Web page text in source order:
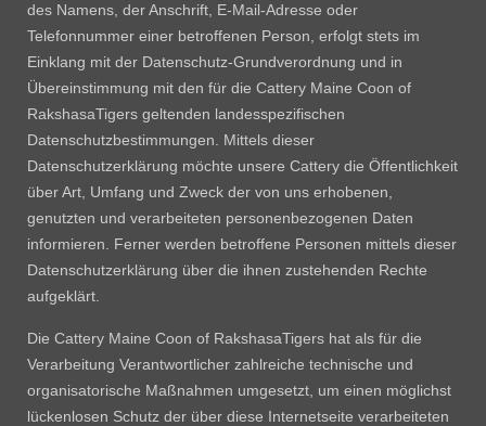
des Namens, der Anschrift, E-Mail-Adresse oder
Telefonnummer einer betroffenen Person, erfolgt stets im
Einklang mit der Datenschutz-Grundverordnung und in
Übereinstimmung mit den für die Cattery Maine Coon of
RakshasaTigers geltenden landesspezifischen
Datenschutzbestimmungen. Mittels dieser
Datenschutzerklärung möchte unsere Cattery die Öffentlichkeit
über Art, Umfang und Zweck der von uns erhobenen,
genutzten und verarbeiteten personenbezogenen Daten
informieren. Ferner werden betroffene Personen mittels dieser
Datenschutzerklärung über die ihnen zustehenden Rechte
aufgeklärt.
Die Cattery Maine Coon of RakshasaTigers hat als für die
Verarbeitung Verantwortlicher zahlreiche technische und
organisatorische Maßnahmen umgesetzt, um einen möglichst
lückenlosen Schutz der über diese Internetseite verarbeiteten